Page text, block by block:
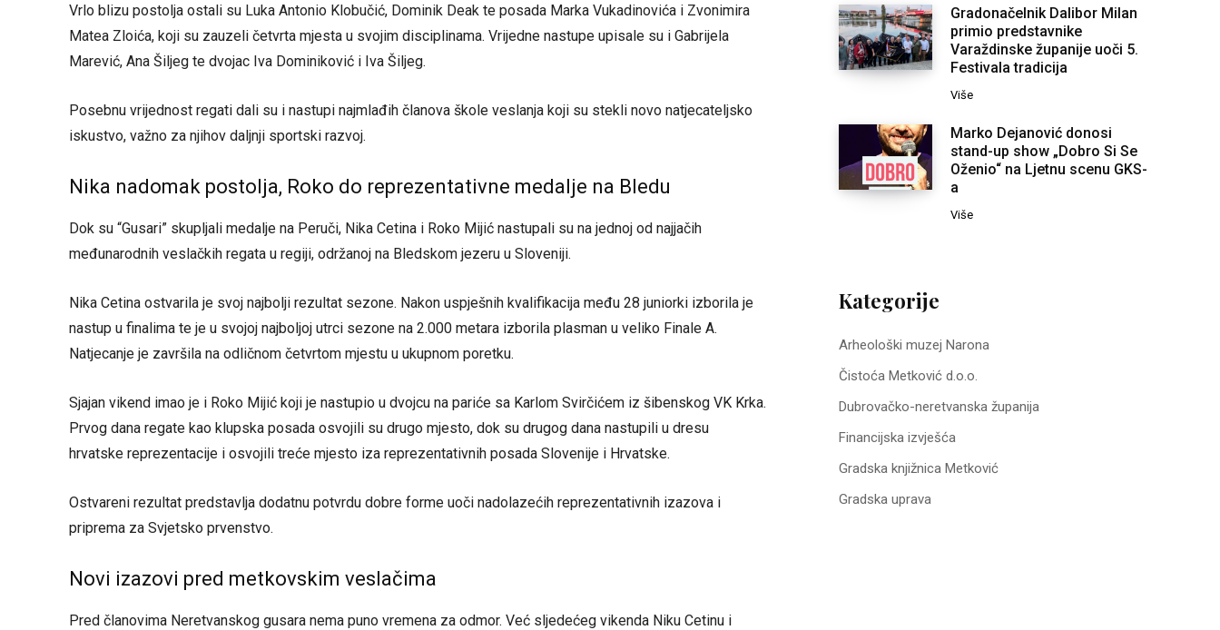
Vrlo blizu postolja ostali su Luka Antonio Klobučić, Dominik Deak te posada Marka Vukadinovića i Zvonimira
Matea Zloića, koji su zauzeli četvrta mjesta u svojim disciplinama. Vrijedne nastupe upisale su i Gabrijela
Marević, Ana Šiljeg te dvojac Iva Dominiković i Iva Šiljeg.
Posebnu vrijednost regati dali su i nastupi najmlađih članova škole veslanja koji su stekli novo natjecateljsko
iskustvo, važno za njihov daljnji sportski razvoj.
Nika nadomak postolja, Roko do reprezentativne medalje na Bledu
Dok su “Gusari” skupljali medalje na Peruči, Nika Cetina i Roko Mijić nastupali su na jednoj od najjačih
međunarodnih veslačkih regata u regiji, održanoj na Bledskom jezeru u Sloveniji.
Nika Cetina ostvarila je svoj najbolji rezultat sezone. Nakon uspješnih kvalifikacija među 28 juniorki izborila je
nastup u finalima te je u svojoj najboljoj utrci sezone na 2.000 metara izborila plasman u veliko Finale A.
Natjecanje je završila na odličnom četvrtom mjestu u ukupnom poretku.
Sjajan vikend imao je i Roko Mijić koji je nastupio u dvojcu na pariće sa Karlom Svirčićem iz šibenskog VK Krka.
Prvog dana regate kao klupska posada osvojili su drugo mjesto, dok su drugog dana nastupili u dresu
hrvatske reprezentacije i osvojili treće mjesto iza reprezentativnih posada Slovenije i Hrvatske.
Ostvareni rezultat predstavlja dodatnu potvrdu dobre forme uoči nadolazećih reprezentativnih izazova i
priprema za Svjetsko prvenstvo.
Novi izazovi pred metkovskim veslačima
Pred članovima Neretvanskog gusara nema puno vremena za odmor. Već sljedećeg vikenda Niku Cetinu i
Gradonačelnik Dalibor Milan
primio predstavnike
Varaždinske županije uoči 5.
Festivala tradicija
Više
Marko Dejanović donosi
stand-up show „Dobro Si Se
Oženio“ na Ljetnu scenu GKS-
a
Više
Kategorije
Arheološki muzej Narona
Čistoća Metković d.o.o.
Dubrovačko-neretvanska županija
Financijska izvješća
Gradska knjižnica Metković
Gradska uprava